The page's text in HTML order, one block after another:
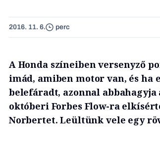
2016. 11. 6. perc
A Honda színeiben versenyző
imád, amiben motor van, és ha
belefáradt, azonnal
októberi Forbes Flow-ra
Norbertet. Leültünk vele egy